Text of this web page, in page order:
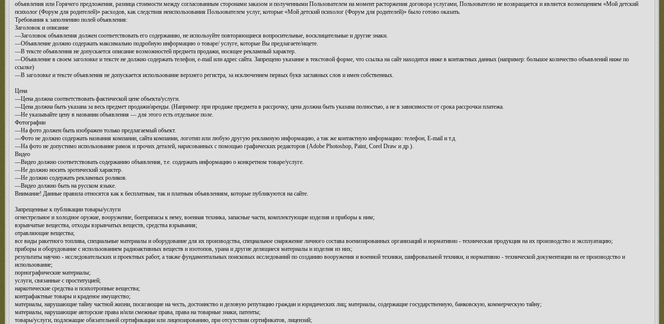
объявления или Горячего предложения, разница стоимости между согласованным сторонами заказом и полученными Пользователем на момент расторжения договора услугами, Пользователю не возвращается и является возмещением «Мой детский
психолог (Форум для родителей)» расходов, как следствия неиспользования Пользователем услуг, которые «Мой детский психолог (Форум для родителей)» было готово оказать.
Требования к заполнению полей объявления:
Заголовок и описание
—Заголовок объявления должен соответствовать его содержанию, не используйте повторяющиеся вопросительные, восклицательные и другие знаки.
—Объявление должно содержать максимально подробную информацию о товаре/ услуге, которые Вы предлагаете/ищете.
—В тексте объявления не допускается описание возможностей предмета продажи, носящее рекламный характер.
—Объявление в своем заголовке и тексте не должно содержать телефон, e-mail или адрес сайта. Запрещено указание в текстовой форме, что ссылка на сайт находится ниже в контактных данных (например: большое количество объявлений ниже по
ссылке)
—В заголовке и тексте объявления не допускается использование верхнего регистра, за исключением первых букв заглавных слов и имен собственных.
Цена
—Цена должна соответствовать фактической цене объекта/услуги.
—Цена должна быть указана за весь предмет продажи/аренды. (Например: при продаже предмета в рассрочку, цена должна быть указана полностью, а не в зависимости от срока рассрочки платежа.
—Не указывайте цену в названии объявления — для этого есть отдельное поле.
Фотографии
—На фото должен быть изображен только предлагаемый объект.
—Фото не должно содержать названия компании, сайта компании, логотип или любую другую рекламную информацию, а так же контактную информацию: телефон, E-mail и т.д.
—На фото не допустимо использование рамок и прочих деталей, нарисованных с помощью графических редакторов (Adobe Photoshop, Paint, Corel Draw и др.).
Видео
—Видео должно соответствовать содержанию объявления, т.е. содержать информацию о конкретном товаре/услуге.
—Не должно носить эротический характер.
—Не должно содержать рекламных роликов.
—Видео должно быть на русском языке.
Внимание! Данные правила относятся как к бесплатным, так и платным объявлениям, которые публикуются на сайте.
Запрещенные к публикации товары/услуги
огнестрельное и холодное оружие, вооружение, боеприпасы к нему, военная техника, запасные части, комплектующие изделия и приборы к ним;
взрывчатые вещества, отходы взрывчатых веществ, средства взрывания;
отравляющие вещества;
все виды ракетного топлива, специальные материалы и оборудование для их производства, специальное снаряжение личного состава военизированных организаций и нормативно - техническая продукция на их производство и эксплуатацию;
приборы и оборудование с использованием радиоактивных веществ и изотопов, урана и другие делящиеся материалы и изделия из них;
результаты научно - исследовательских и проектных работ, а также фундаментальных поисковых исследований по созданию вооружения и военной техники, шифровальной техники, и нормативно - технической документации на ее производство и
использование;
порнографические материалы;
услуги, связанные с проституцией;
наркотические средства и психотропные вещества;
контрафактные товары и краденое имущество;
материалы, нарушающие тайну частной жизни, посягающие на честь, достоинство и деловую репутацию граждан и юридических лиц; материалы, содержащие государственную, банковскую, коммерческую тайну;
материалы, нарушающие авторские права и/или смежные права, права на товарные знаки, патенты;
товары/услуги, подлежащие обязательной сертификации или лицензированию, при отсутствии сертификатов, лицензий;